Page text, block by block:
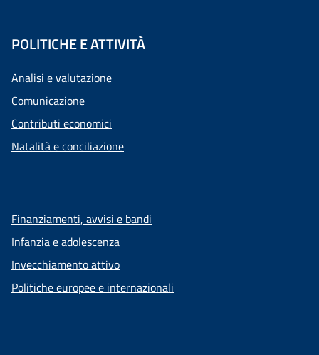
POLITICHE E ATTIVITÀ
Analisi e valutazione
Comunicazione
Contributi economici
Natalità e conciliazione
Finanziamenti, avvisi e bandi
Infanzia e adolescenza
Invecchiamento attivo
Politiche europee e internazionali